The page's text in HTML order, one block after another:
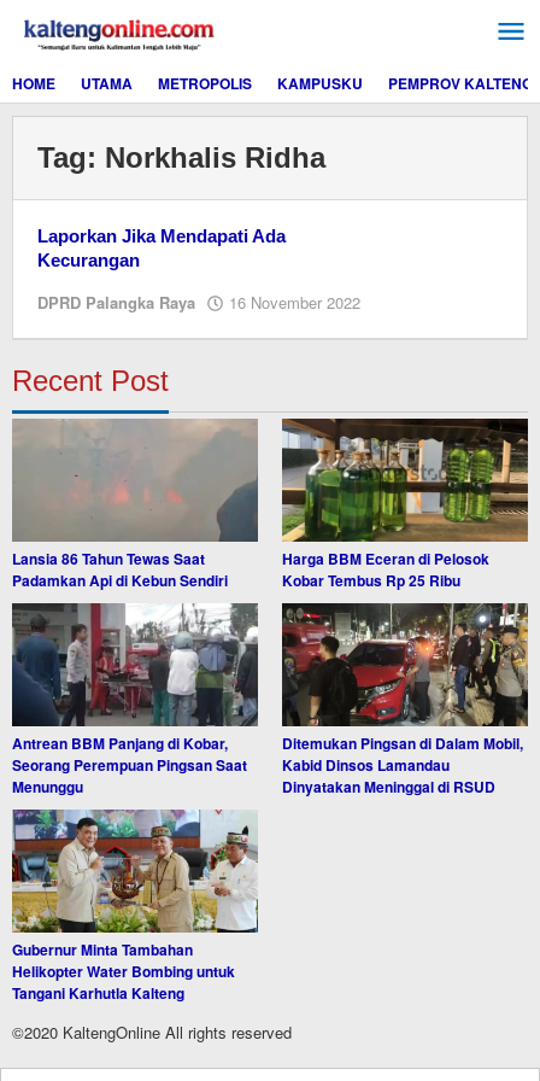
konten
HOME
UTAMA METROPOLIS KAMPUSKU PEMPROV KALTENG
Tag: Norkhalis Ridha
Laporkan Jika Mendapati Ada
Kecurangan
DPRD Palangka Raya 16 November 2022
Recent Post
Lansia 86 Tahun Tewas Saat
Padamkan Api di Kebun Sendiri
Harga BBM Eceran di Pelosok
Kobar Tembus Rp 25 Ribu
Antrean BBM Panjang di Kobar,
Seorang Perempuan Pingsan Saat
Menunggu
Ditemukan Pingsan di Dalam Mobil,
Kabid Dinsos Lamandau
Dinyatakan Meninggal di RSUD
Gubernur Minta Tambahan
Helikopter Water Bombing untuk
Tangani Karhutla Kalteng
©2020 KaltengOnline All rights reserved